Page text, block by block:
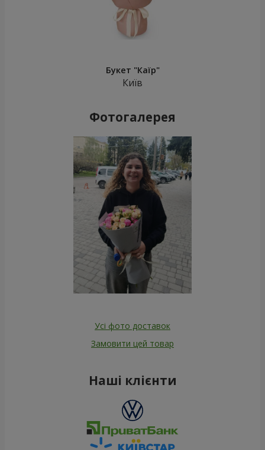
Букет "Каїр"
Київ
Фотогалерея
Усі фото доставок
Замовити цей товар
Наші клієнти